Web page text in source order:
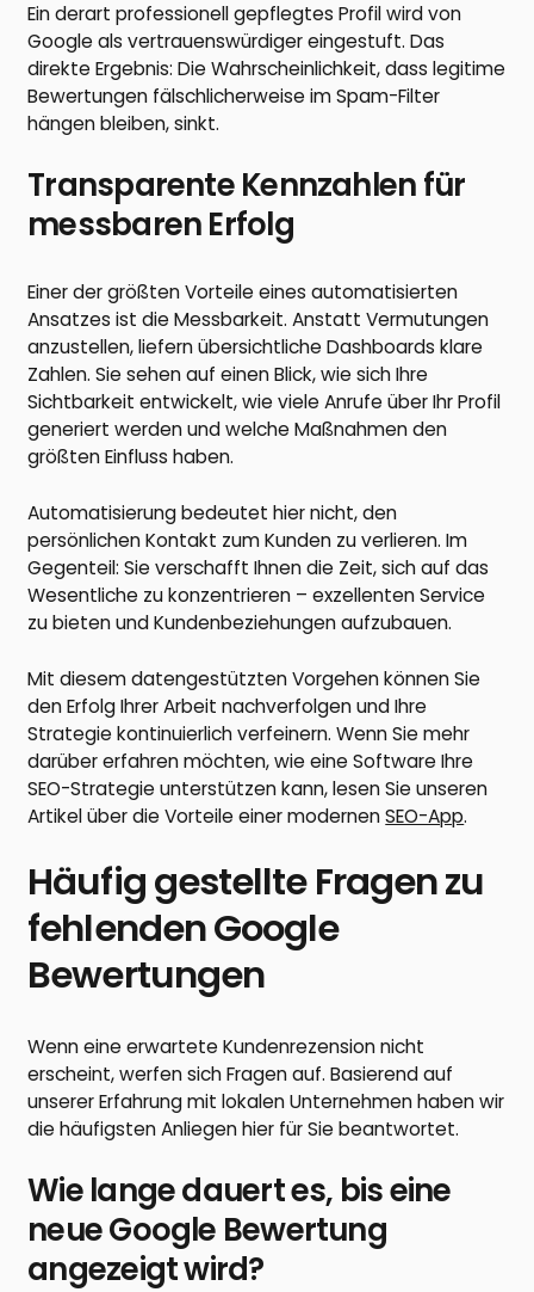
Ein derart professionell gepflegtes Profil wird von
Google als vertrauenswürdiger eingestuft. Das
direkte Ergebnis: Die Wahrscheinlichkeit, dass legitime
Bewertungen fälschlicherweise im Spam-Filter
hängen bleiben, sinkt.
Transparente Kennzahlen für
messbaren Erfolg
Einer der größten Vorteile eines automatisierten
Ansatzes ist die Messbarkeit. Anstatt Vermutungen
anzustellen, liefern übersichtliche Dashboards klare
Zahlen. Sie sehen auf einen Blick, wie sich Ihre
Sichtbarkeit entwickelt, wie viele Anrufe über Ihr Profil
generiert werden und welche Maßnahmen den
größten Einfluss haben.
Automatisierung bedeutet hier nicht, den
persönlichen Kontakt zum Kunden zu verlieren. Im
Gegenteil: Sie verschafft Ihnen die Zeit, sich auf das
Wesentliche zu konzentrieren – exzellenten Service
zu bieten und Kundenbeziehungen aufzubauen.
Mit diesem datengestützten Vorgehen können Sie
den Erfolg Ihrer Arbeit nachverfolgen und Ihre
Strategie kontinuierlich verfeinern. Wenn Sie mehr
darüber erfahren möchten, wie eine Software Ihre
SEO-Strategie unterstützen kann, lesen Sie unseren
Artikel über die Vorteile einer modernenSEO-App.
Häufig gestellte Fragen zu
fehlenden Google
Bewertungen
Wenn eine erwartete Kundenrezension nicht
erscheint, werfen sich Fragen auf. Basierend auf
unserer Erfahrung mit lokalen Unternehmen haben wir
die häufigsten Anliegen hier für Sie beantwortet.
Wie lange dauert es, bis eine
neue Google Bewertung
angezeigt wird?